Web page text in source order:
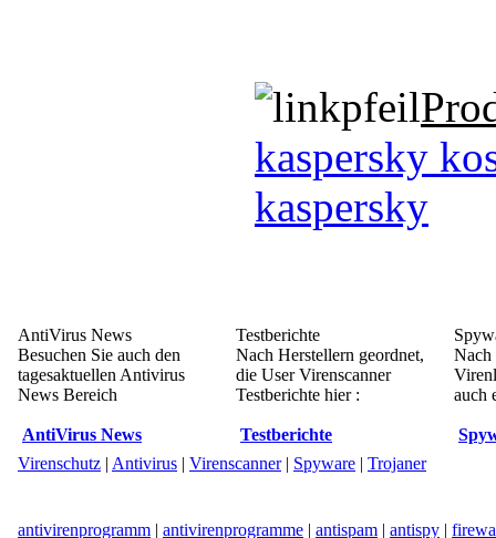
kaspersky
kaspersky
AntiVirus News
Besuchen Sie auch den
tagesaktuellen Antivirus
News Bereich
AntiVirus News
Testberichte
Nach Herstellern geordnet,
die User Virenscanner
Testberichte hier :
Testberichte
Nach
auch
Virenschutz | Antivirus | Virenscanner| Spyware | Trojaner
antivirenprogramm | antivirenprogramme | antispam | antispy |